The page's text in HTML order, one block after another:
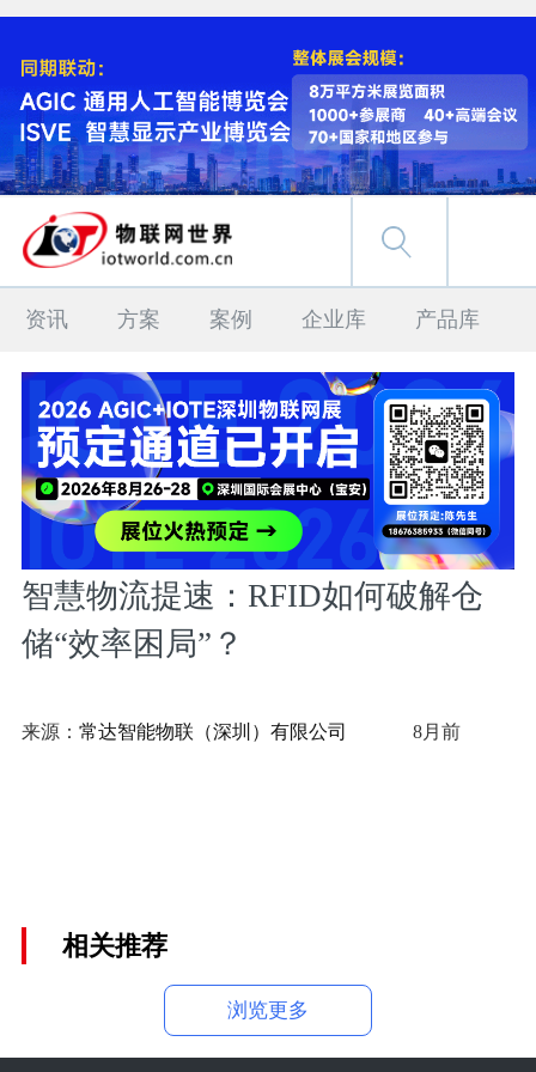
资讯 方案 案例 企业库 产品库
智慧物流提速：RFID如何破解仓
储“效率困局”？
来源： 常达智能物联（深圳）有限公司 8月前
相关推荐
浏览更多